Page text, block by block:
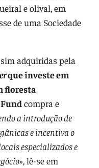
e olival, em
de uma Sociedade
adquiridas pela
que investe em
floresta
compra e
a introdução de
e incentiva o
especializados e
», lê-se em